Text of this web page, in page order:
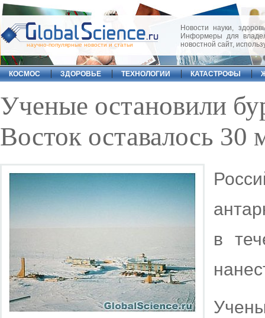
научно-популярные новости и статьи
Новости науки,
Информеры для
новостной сайт,
КОСМОС ЗДОРОВЬЕ ТЕХНОЛОГИИ КАТАСТРОФЫ
Ученые остановили
Восток оставалось 30
в